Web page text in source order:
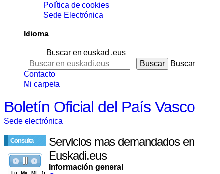
Política de cookies
Sede Electrónica
Idioma
Buscar en euskadi.eus
Buscar
Contacto
Mi carpeta
Boletín Oficial del País Vasco
Sede electrónica
Consulta
Servicios mas demandados en
Euskadi.eus
Información general